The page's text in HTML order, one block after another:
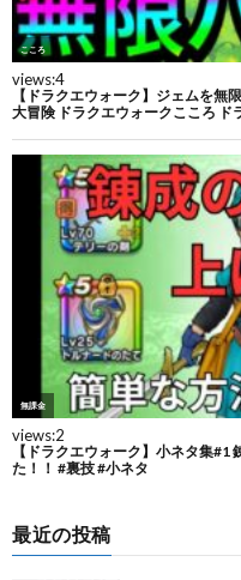
最近の投稿